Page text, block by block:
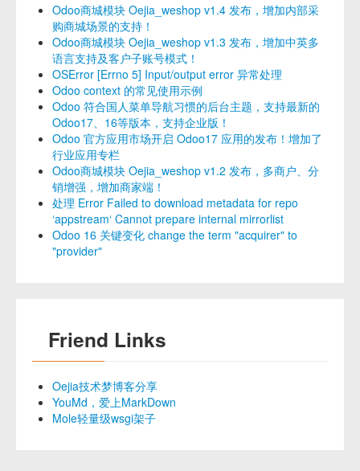
Odoo商城模块 Oejia_weshop v1.4 发布，增加内部采
购商城场景的支持！
Odoo商城模块 Oejia_weshop v1.3 发布，增加中英多
语言支持及客户子账号模式！
OSError [Errno 5] Input/output error 异常处理
Odoo context 的常见使用示例
Odoo 符合国人菜单导航习惯的后台主题，支持最新的
Odoo17、16等版本，支持企业版！
Odoo 官方应用市场开启 Odoo17 应用的发布！增加了
行业应用专栏
Odoo商城模块 Oejia_weshop v1.2 发布，多商户、分
销增强，增加商家端！
处理 Error Failed to download metadata for repo
‘appstream‘ Cannot prepare internal mirrorlist
Odoo 16 关键变化 change the term "acquirer" to
"provider"
Friend Links
Oejia技术梦博客分享
YouMd，爱上MarkDown
Mole轻量级wsgi架子